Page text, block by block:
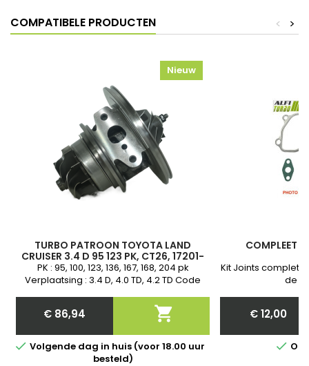
COMPATIBELE PRODUCTEN >
<
Nieuw
TURBO PATROON TOYOTA LAND
CRUISER 3.4 D 95 123 PK, CT26, 17201-
17010, 17201-17040, 17201-17020
PK : 95, 100, 123, 136, 167, 168, 204 pk
Verplaatsing : 3.4 D, 4.0 TD, 4.2 TD Code
1990 1995 Neuf &amp; Garantie
Price
€ 86,94 
 Volgende dag in huis (voor 18.00 uur
besteld)
COMPLEET
Kit Joints complet
de
Price
€ 12,00
 Op